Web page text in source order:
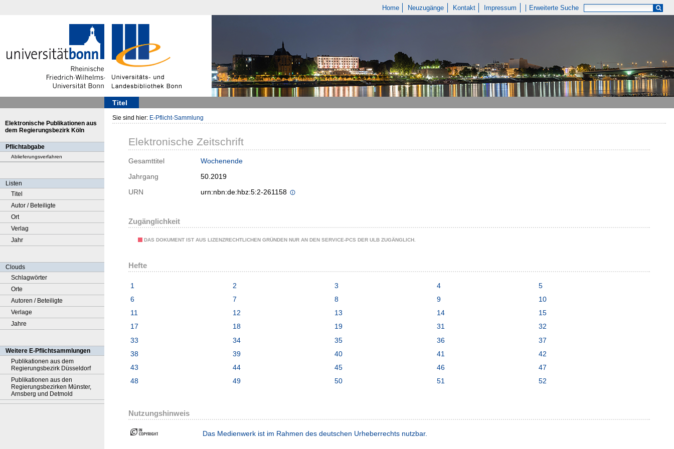
Home Neuzugänge Kontakt Impressum Erweiterte Suche
Titel
Elektronische Publikationen aus
dem Regierungsbezirk Köln
Pflichtabgabe
Ablieferungsverfahren
Listen
Titel
Autor / Beteiligte
Ort
Verlag
Jahr
Clouds
Schlagwörter
Orte
Autoren / Beteiligte
Verlage
Jahre
Weitere E-Pflichtsammlungen
Publikationen aus dem
Regierungsbezirk Düsseldorf
Publikationen aus den
Regierungsbezirken Münster,
Arnsberg und Detmold
Sie sind hier: E-Pflicht-Sammlung
Elektronische Zeitschrift
Gesamttitel
Wochenende
Jahrgang
50.2019
URN
urn:nbn:de:hbz:5:2-261158
Zugänglichkeit
DAS DOKUMENT IST AUS LIZENZRECHTLICHEN GRÜNDEN NUR AN DEN SERVICE-PCS DER ULB ZUGÄNGLICH.
Hefte
1 2 3 4
5
6
7 8 9
10
11
12 13 14
15
17
18 19 31
32
33
34 35 36
37
38
39 40 41
42
43
44 45 46
47
48
49 50 51 52
Nutzungshinweis
Das Medienwerk ist im Rahmen des deutschen Urheberrechts nutzbar.